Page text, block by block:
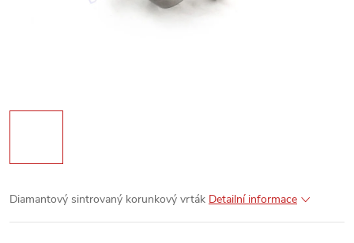
Diamantový sintrovaný korunkový vrták Detailní informace